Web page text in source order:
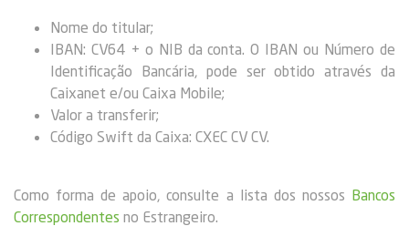
Nome do titular;
IBAN: CV64 + o NIB da conta. O IBAN ou Número de
Identificação Bancária, pode ser obtido através da
Caixanet e/ou Caixa Mobile;
Valor a transferir;
Código Swift da Caixa: CXEC CV CV.
Como forma de apoio, consulte a lista dos nossos Bancos
Correspondentes no Estrangeiro.